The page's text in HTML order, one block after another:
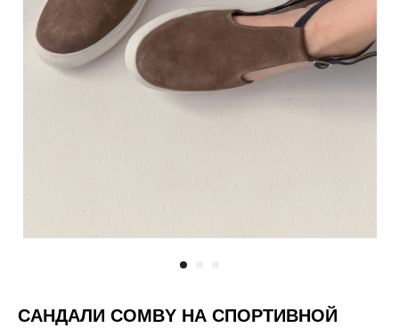
САНДАЛИ COMBY НА СПОРТИВНОЙ